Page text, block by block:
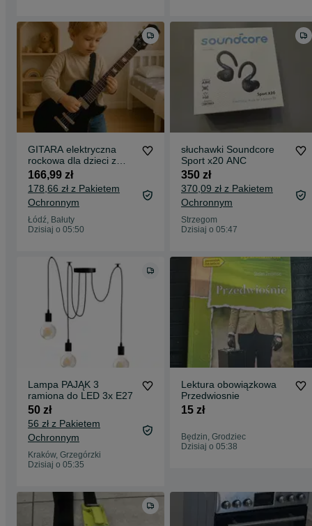
GITARA elektryczna
rockowa dla dzieci z
mikrofonem karaoke
166,99 zł
178,66 zł z Pakietem
Ochronnym
Łódź, Bałuty
Dzisiaj o 05:50
słuchawki Soundcore
Sport x20 ANC
350 zł
370,09 zł z Pakietem
Ochronnym
Strzegom
Dzisiaj o 05:47
Lampa PAJĄK 3
ramiona do LED 3x E27
50 zł
56 zł z Pakietem
Ochronnym
Kraków, Grzegórzki
Dzisiaj o 05:35
Lektura obowiązkowa
Przedwiosnie
15 zł
Będzin, Grodziec
Dzisiaj o 05:38